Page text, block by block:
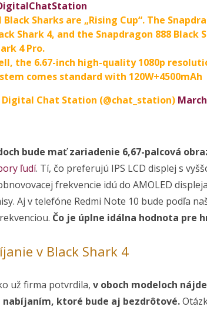
Black Sharks are „Rising Cup“. The
Shark 4, and the Snapdragon 888 Black
4 Pro.
the 6.67-inch high-quality 1080p
comes standard with 120W+4500mAh
Chat Station (@chat_station)
bude mať zariadenie 6,67-palcová
ľudí. Tí, čo preferujú IPS LCD displej s
frekvencie idú do AMOLED
Aj v telefóne Redmi Note 10 bude podľa
Čo je úplne idálna hodnota pre
v Black Shark 4
už firma potvrdila, v oboch modeloch
nabíjaním, ktoré bude aj bezdrôtové.